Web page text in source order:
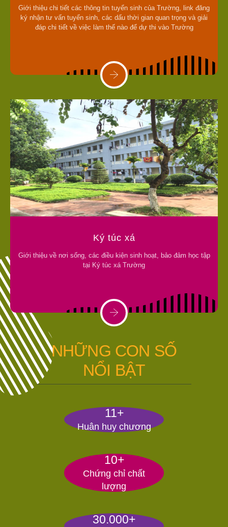
Giới thiệu chi tiết các thông tin tuyển sinh của Trường, link đăng
ký nhận tư vấn tuyển sinh, các dấu thời gian quan trọng và giải
đáp chi tiết về việc làm thế nào để dự thi vào Trường
Ký túc xá
Giới thiệu về nơi sống, các điều kiện sinh hoạt, bảo đảm học tập
tại Ký túc xá Trường
NHỮNG CON SỐ
NỔI BẬT
11+
Huân huy chương
10+
Chứng chỉ chất
lượng
30.000+